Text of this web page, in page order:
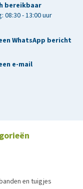
bereikbaar
08:30 - 13:00 uur
WhatsApp bericht
e-mail
en tuigjes